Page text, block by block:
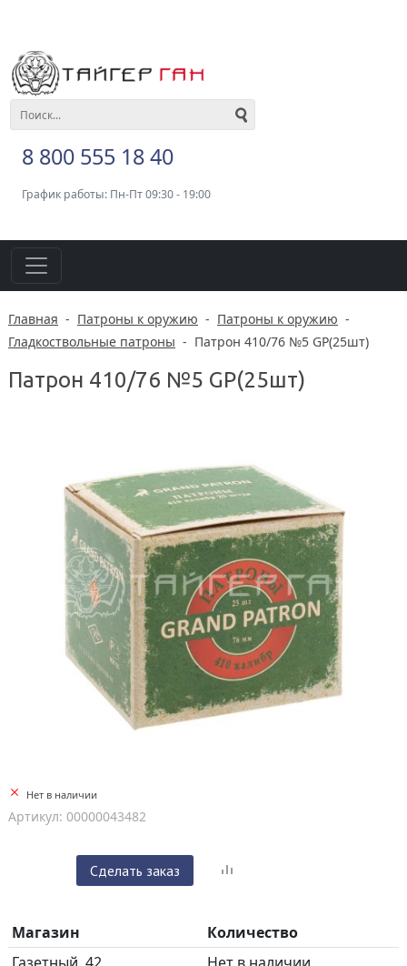
8 800 555 18 40
График работы: Пн-Пт 09:30 - 19:00
Главная - Патроны к оружию - Патроны к оружию -
Гладкоствольные патроны - Патрон 410/76 №5 GP(25шт)
Патрон 410/76 №5 GP(25шт)
Нет в наличии
Артикул: 00000043482
Сделать заказ
Магазин
Количество